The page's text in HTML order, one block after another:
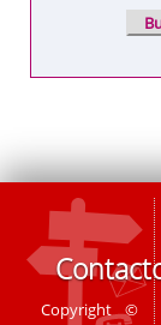
Copyright ©